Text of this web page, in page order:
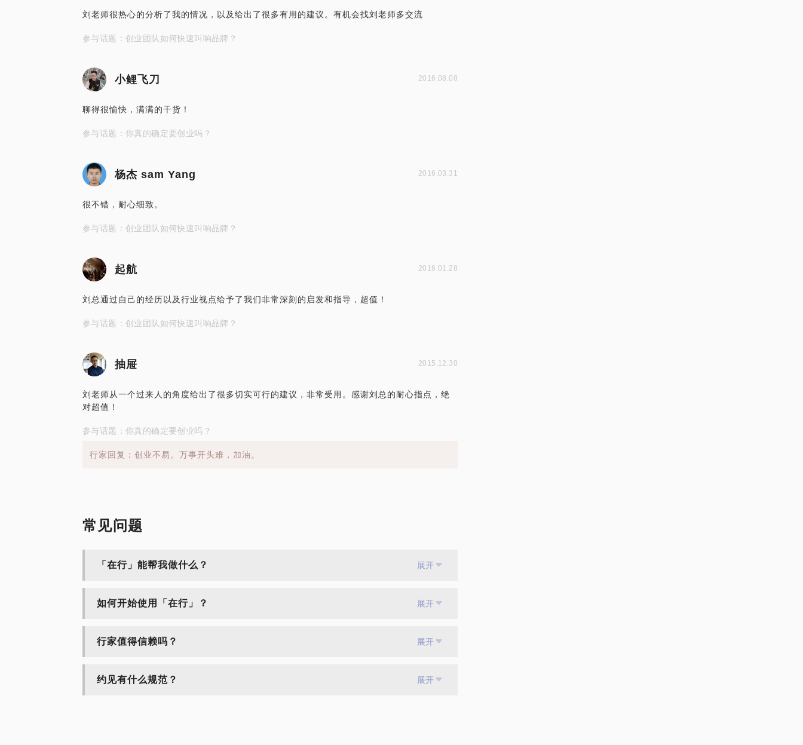
刘老师很热心的分析了我的情况，以及给出了很多有用的建议。有机会找刘老师多交流
参与话题：创业团队如何快速叫响品牌？
小鲤飞刀 2016.08.08
聊得很愉快，满满的干货！
参与话题：你真的确定要创业吗？
杨杰 sam Yang 2016.03.31
很不错，耐心细致。
参与话题：创业团队如何快速叫响品牌？
起航 2016.01.28
刘总通过自己的经历以及行业视点给予了我们非常深刻的启发和指导，超值！
参与话题：创业团队如何快速叫响品牌？
抽屉 2015.12.30
刘老师从一个过来人的角度给出了很多切实可行的建议，非常受用。感谢刘总的耐心指点，绝
对超值！
参与话题：你真的确定要创业吗？
行家回复：创业不易。万事开头难，加油。
常见问题
「在行」能帮我做什么？ 展开
如何开始使用「在行」？ 展开
行家值得信赖吗？ 展开
约见有什么规范？ 展开